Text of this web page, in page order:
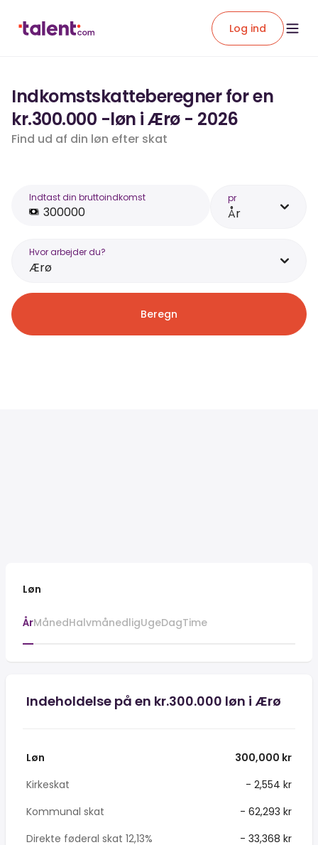
Log ind
Indkomstskatteberegner for en
kr.300.000 -løn i Ærø - 2026
Find ud af din løn efter skat
Indtast din bruttoindkomst pr
År
Hvor arbejder du?
Ærø
Beregn
Løn
ÅrMånedHalvmånedligUgeDagTime
Indeholdelse på en kr.300.000 løn i Ærø
Løn
300,000 kr
Kirkeskat
- 2,554 kr
Kommunal skat
- 62,293 kr
Direkte føderal skat 12,13%
- 33,368 kr